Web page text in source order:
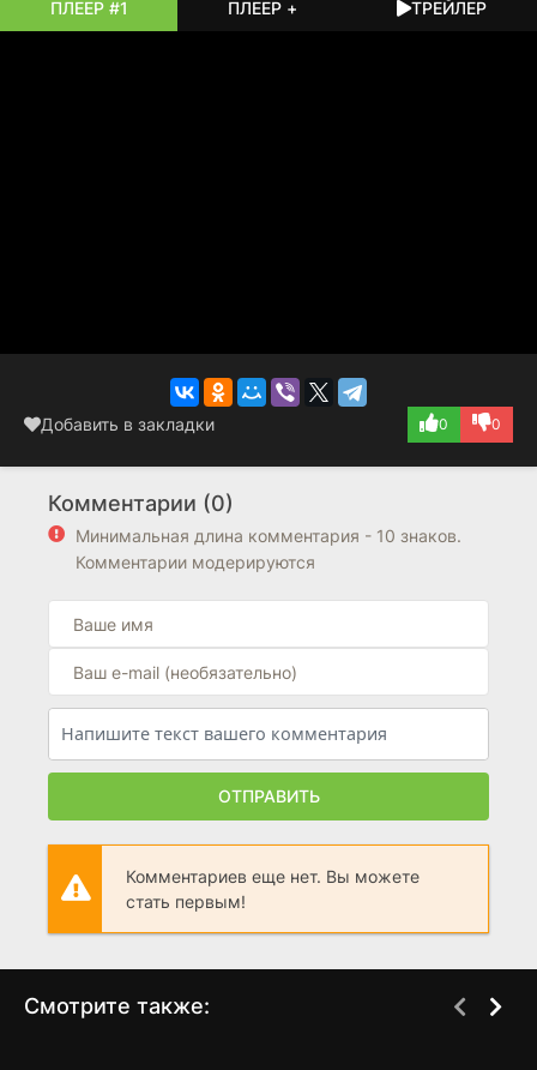
инженеры и представители судостроительных концернов
сговорились, чтобы раздуть бюджет и получить
ПЛЕЕР #1 ПЛЕЕР + ТРЕЙЛЕР
Добавить в закладки 0 0
Комментарии (0)
Минимальная длина комментария - 10 знаков.
Комментарии модерируются
ОТПРАВИТЬ
Комментариев еще нет. Вы можете
стать первым!
Смотрите также: